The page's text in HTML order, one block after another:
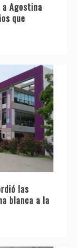
Agostina
que
las
blanca a la